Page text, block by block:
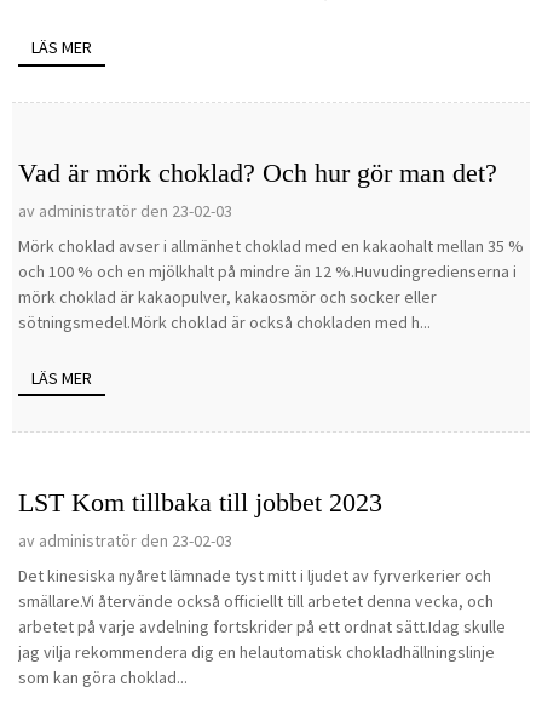
LÄS MER
Vad är mörk choklad? Och hur gör man det?
av administratör den 23-02-03
Mörk choklad avser i allmänhet choklad med en kakaohalt mellan 35 %
och 100 % och en mjölkhalt på mindre än 12 %.Huvudingredienserna i
mörk choklad är kakaopulver, kakaosmör och socker eller
sötningsmedel.Mörk choklad är också chokladen med h...
LÄS MER
LST Kom tillbaka till jobbet 2023
av administratör den 23-02-03
Det kinesiska nyåret lämnade tyst mitt i ljudet av fyrverkerier och
smällare.Vi återvände också officiellt till arbetet denna vecka, och
arbetet på varje avdelning fortskrider på ett ordnat sätt.Idag skulle
jag vilja rekommendera dig en helautomatisk chokladhällningslinje
som kan göra choklad...